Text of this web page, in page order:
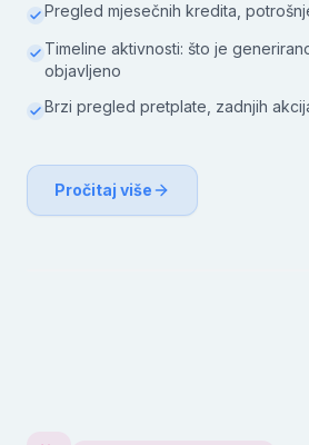
Pregled mjesečnih kredita,
Timeline aktivnosti: što je
objavljeno
Brzi pregled pretplate, zadnjih
Pročitaj više